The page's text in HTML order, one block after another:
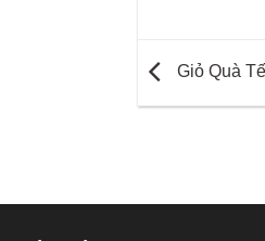
Giỏ Quà